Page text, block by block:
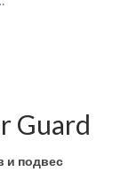
Guard
и подвес